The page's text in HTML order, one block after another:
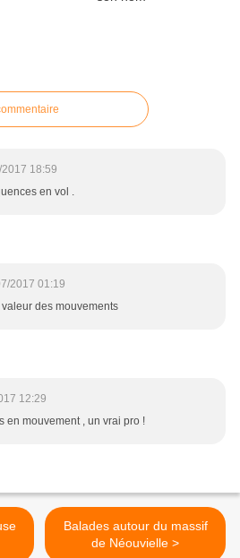
18:59
en vol .
2017 01:19
des mouvements
12:29
en mouvement , un vrai pro !
Balades autour du massif
de Néouvielle >